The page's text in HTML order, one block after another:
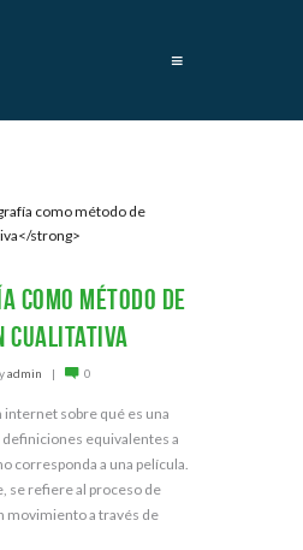
≡
como método de
cualitativa
admin 0
internet sobre qué es una
equivalentes a
corresponda a una película.
se refiere al proceso de
movimiento a través de